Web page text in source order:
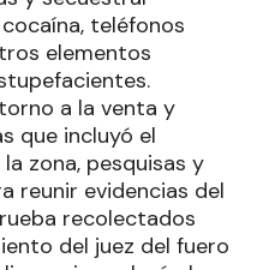
teléfonos
elementos
a la venta y
que incluyó el
zona, pesquisas y
reunir evidencias del
recolectados
del juez del fuero